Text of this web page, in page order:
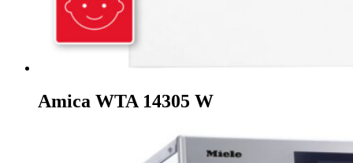
Amica WTA 14305 W